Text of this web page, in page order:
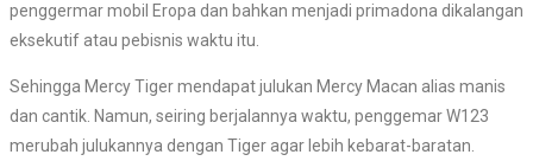
penggermar mobil Eropa dan bahkan menjadi primadona dikalangan
eksekutif atau pebisnis waktu itu.
Sehingga Mercy Tiger mendapat julukan Mercy Macan alias manis
dan cantik. Namun, seiring berjalannya waktu, penggemar W123
merubah julukannya dengan Tiger agar lebih kebarat-baratan.